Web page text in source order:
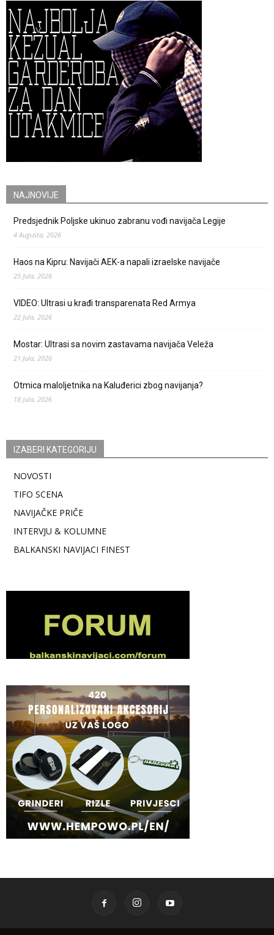
NAJNOVIJE
Predsjednik Poljske ukinuo zabranu vođi navijača Legije
4 Augusta, 2026
Haos na Kipru: Navijači AEK-a napali izraelske navijače
25 Jula, 2026
VIDEO: Ultrasi u krađi transparenata Red Armya
22 Jula, 2026
Mostar: Ultrasi sa novim zastavama navijača Veleža
21 Jula, 2026
Otmica maloljetnika na Kaluđerici zbog navijanja?
18 Jula, 2026
IZABERI KATEGORIJU
NOVOSTI
TIFO SCENA
NAVIJAČKE PRIČE
INTERVJU & KOLUMNE
BALKANSKI NAVIJACI FINEST